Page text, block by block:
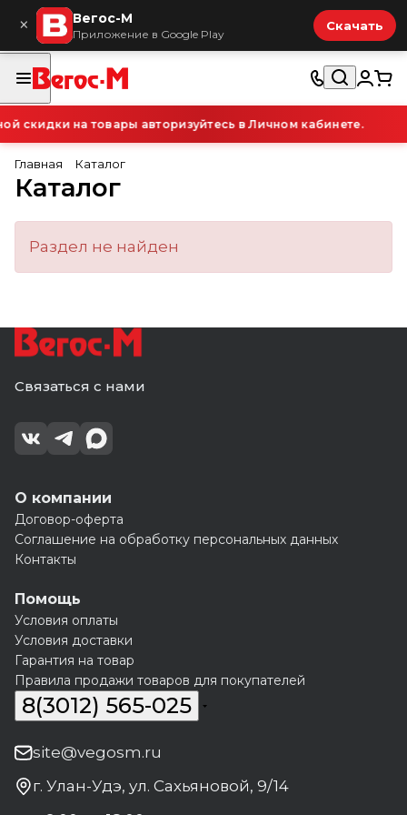
× Вегос-М
Приложение в Google Play
Скачать
скидки на товары авторизуйтесь в Личном кабинете.
Главная Каталог
Каталог
Раздел не найден
Связаться с нами
О компании
Договор-оферта
Соглашение на обработку персональных данных
Контакты
Помощь
Условия оплаты
Условия доставки
Гарантия на товар
Правила продажи товаров для покупателей
8(3012) 565-025
site@vegosm.ru
г. Улан-Удэ, ул. Сахьяновой, 9/14